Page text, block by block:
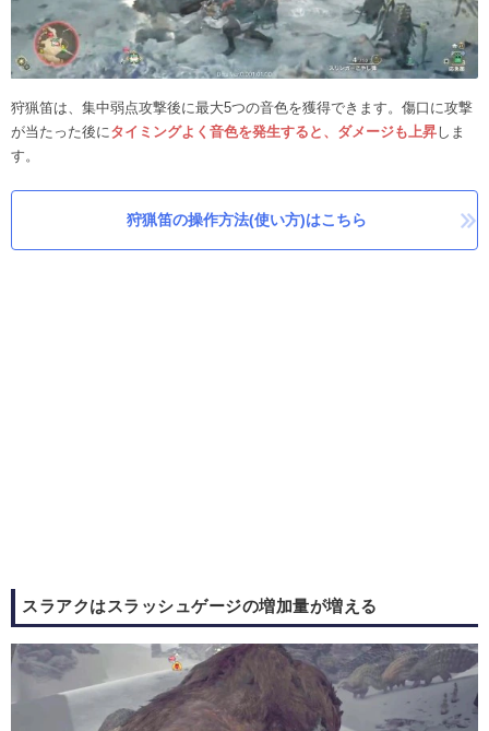
狩猟笛は、集中弱点攻撃後に最大5つの音色を獲得できます。傷口に攻撃
が当たった後に タイミングよく音色を発生すると、ダメージも上昇しま
す。
狩猟笛の操作方法(使い方)はこちら
スラアクはスラッシュゲージの増加量が増える